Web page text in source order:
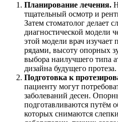
Планирование лечения.
тщательный осмотр и
Затем стоматолог делает
диагностической модели
этой модели врач
рядами, высоту опорных
выбора наилучшего типа
дизайна будущего протеза.
Подготовка к
пациенту могут
заболеваний десен.
подготавливаются путём
которых снимаются